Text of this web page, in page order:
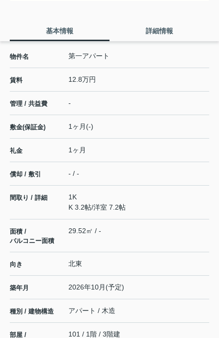
基本情報 詳細情報
物件名 第一アパート
賃料 12.8万円
管理 / 共益費 -
敷金(保証金) 1ヶ月(-)
礼金 1ヶ月
償却 / 敷引 - / -
間取り / 詳細
1K
K 3.2帖/洋室 7.2帖
面積 /
バルコニー面積
29.52㎡ / -
向き 北東
築年月 2026年10月(予定)
種別 / 建物構造 アパート / 木造
部屋 /
101 / 1階 / 3階建